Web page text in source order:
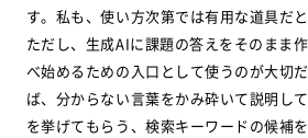
す。私も、使い方次第では有用な道具だ
ただし、生成AIに課題の答えをそのまま
べ始めるための入口として使うのが大切
ば、分からない言葉をかみ砕いて説明し
を挙げてもらう、検索キーワードの候補